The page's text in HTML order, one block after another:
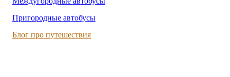
Пригородные автобусы
Блог про путешествия